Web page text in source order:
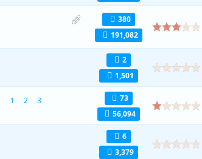
380
191,082
2
1,501
1 2
3
73
56,094
6
3,379